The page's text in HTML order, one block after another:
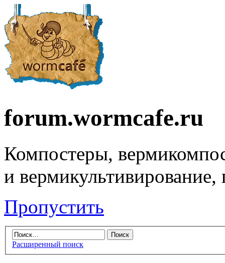
forum.wormcafe.ru
Компостеры,
и
Пропустить
Расширенный поиск